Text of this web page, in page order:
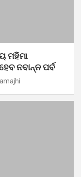
ମହିମା
ନବାନ୍ନ ପର୍ବ